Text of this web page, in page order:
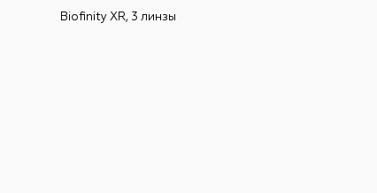
Biofinity XR, 3 линзы